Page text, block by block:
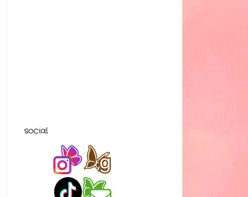
social